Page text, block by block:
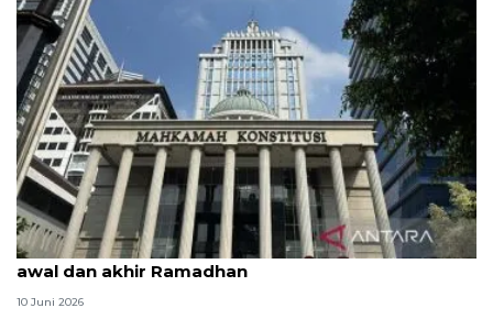
MK uji materi UU Peradilan Agama perihal isbat
awal dan akhir Ramadhan
10 Juni 2026